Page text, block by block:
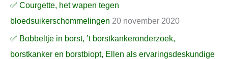
✅ Courgette, het wapen tegen
bloedsuikerschommelingen 20 november 2020
✅ Bobbeltje in borst, ’t borstkankeronderzoek,
borstkanker en borstbiopt, Ellen als ervaringsdeskundige